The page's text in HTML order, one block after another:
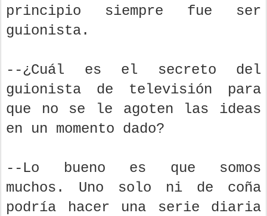
principio siempre fue ser
guionista.
--¿Cuál es el secreto del
guionista de televisión para
que no se le agoten las ideas
en un momento dado?
--Lo bueno es que somos
muchos. Uno solo ni de coña
podría hacer una serie diaria